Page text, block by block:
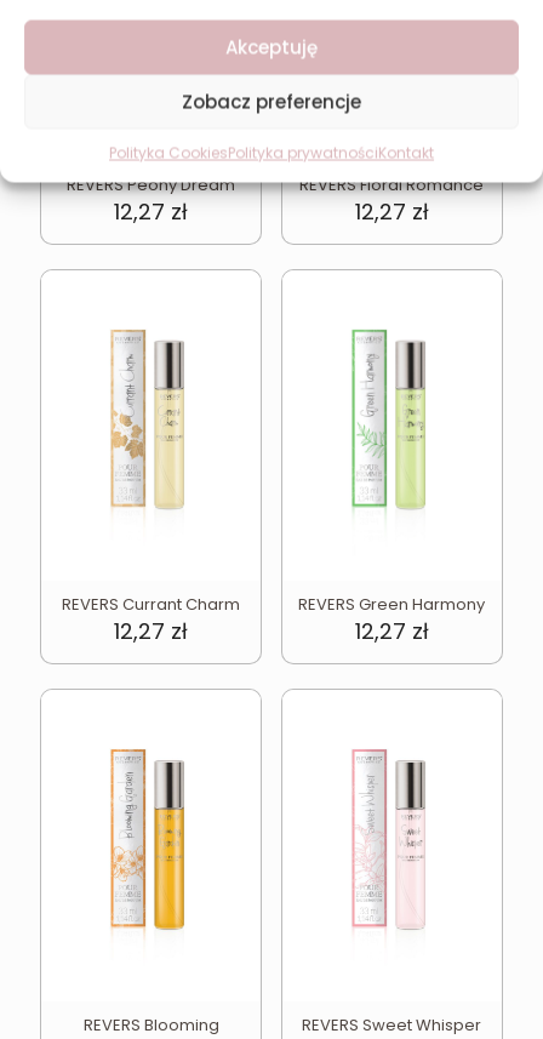
Akceptuję
Zobacz preferencje
Polityka CookiesPolityka prywatnościKontakt
REVERS Peony Dream
12,27 zł
REVERS Floral Romance
12,27 zł
REVERS Currant Charm
12,27 zł
REVERS Green Harmony
12,27 zł
REVERS Blooming
REVERS Sweet Whisper